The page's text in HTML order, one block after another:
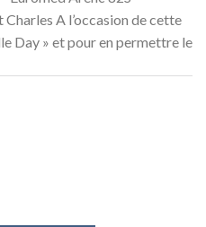
A l’occasion de cette
Day » et pour en permettre le